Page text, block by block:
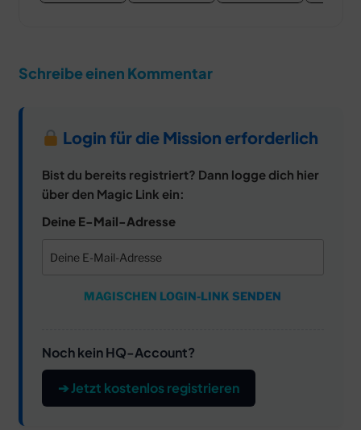
Schreibe einen Kommentar
Login für die Mission erforderlich
Bist du bereits registriert? Dann logge dich hier
über den Magic Link ein:
Deine E-Mail-Adresse
MAGISCHEN LOGIN-LINK SENDEN
Noch kein HQ-Account?
➔ Jetzt kostenlos registrieren